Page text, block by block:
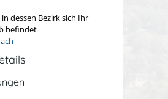
dessen Bezirk sich Ihr
befindet